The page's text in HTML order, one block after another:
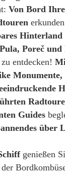
Von Bord
Hinterland
Poreč
entdecken!
Monumente,
Guides
über
genießen
der